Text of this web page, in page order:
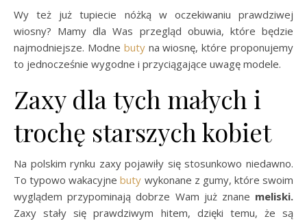
Wy też już tupiecie nóżką w oczekiwaniu prawdziwej
wiosny? Mamy dla Was przegląd obuwia, które będzie
najmodniejsze. Modne butyna wiosnę, które proponujemy
to jednocześnie wygodne i przyciągające uwagę modele.
Zaxy dla tych małych i
trochę starszych kobiet
Na polskim rynku zaxy pojawiły się stosunkowo niedawno.
To typowo wakacyjnebuty wykonane z gumy, które swoim
wyglądem przypominają dobrze Wam już znane meliski.
Zaxy stały się prawdziwym hitem, dzięki temu, że są